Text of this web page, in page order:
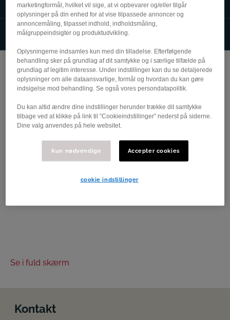
Skælskør 20 juni
Tårnby- Dragør- Tømmerup 21 juni
Tårnby - Dragør
Se i fuld skærm
Kontakt
marketingformål, hvilket vil sige, at vi opbevarer og/eller tilgår
oplysninger på din enhed for at vise tilpassede annoncer og
annoncemåling, tilpasset indhold, indholdsmåling,
målgruppeindsigter og produktudvikling.
Oplysningerne indsamles kun med din tilladelse. Efterfølgende
behandling sker på grundlag af dit samtykke og i særlige tilfælde på
grundlag af legitim interesse. Under indstillinger kan du se detaljerede
oplysninger om alle dataansvarlige, formål og hvordan du kan gøre
indsigelse mod behandling. Se også vores persondatapolitik.
Du kan altid ændre dine indstillinger herunder trække dit samtykke
tilbage ved at klikke på link til ”Cookieindstillinger” nederst på siderne.
Dine valg anvendes på hele websitet.
Kun nødvendige Accepter cookies
cookie indstillinger